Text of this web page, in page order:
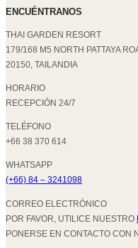
ENCUÉNTRANOS
THAI GARDEN RESORT
179/168 M5 NORTH PATTAYA
20150, TAILANDIA
HORARIO
RECEPCIÓN 24/7
TELÉFONO
+66 38 370 614
WHATSAPP
(+66) 84 – 3241098
CORREO ELECTRÓNICO
POR FAVOR, UTILICE NUESTRO
PONERSE EN CONTACTO CON